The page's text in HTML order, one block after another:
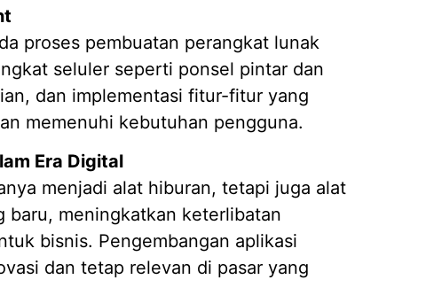
proses pembuatan perangkat lunak
seluler seperti ponsel pintar dan
dan implementasi fitur-fitur yang
memenuhi kebutuhan pengguna.
Era Digital
menjadi alat hiburan, tetapi juga alat
baru, meningkatkan keterlibatan
bisnis. Pengembangan aplikasi
dan tetap relevan di pasar yang